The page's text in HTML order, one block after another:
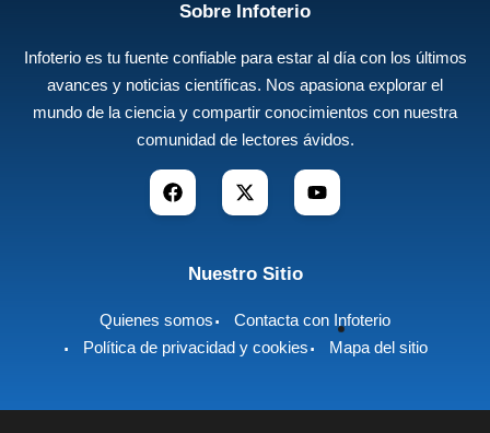
Sobre Infoterio
Infoterio es tu fuente confiable para estar al día con los últimos
avances y noticias científicas. Nos apasiona explorar el
mundo de la ciencia y compartir conocimientos con nuestra
comunidad de lectores ávidos.
Nuestro Sitio
Quienes somos
Contacta con Infoterio
Política de privacidad y cookies
Mapa del sitio